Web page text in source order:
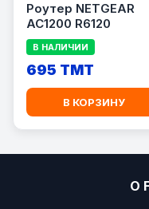
Роутер NETGEAR
AC1200 R6120
В НАЛИЧИИ
695 TMT
В КОРЗИНУ
О